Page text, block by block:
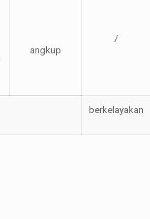
angkup
/
berkelayakan